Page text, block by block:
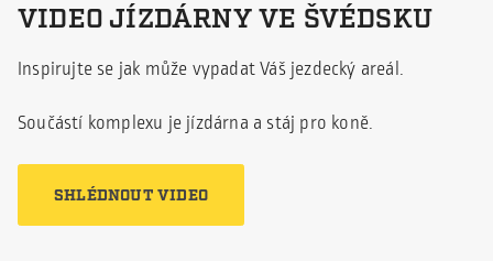
VIDEO JÍZDÁRNY VE ŠVÉDSKU
Inspirujte se jak může vypadat Váš jezdecký areál.
Součástí komplexu je jízdárna a stáj pro koně.
SHLÉDNOUT VIDEO